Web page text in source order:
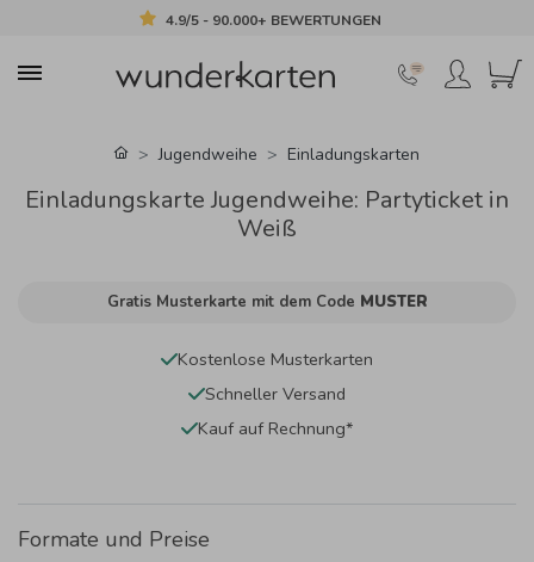
4.9/5 - 90.000+ BEWERTUNGEN
Jugendweihe Einladungskarten
Einladungskarte Jugendweihe: Partyticket in
Weiß
Gratis Musterkarte mit dem Code MUSTER
Kostenlose Musterkarten
Schneller Versand
Kauf auf Rechnung*
Formate und Preise